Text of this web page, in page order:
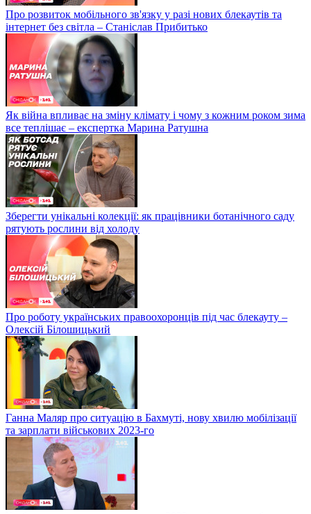
Про розвиток мобільного зв'язку у разі нових блекаутів та
інтернет без світла – Станіслав Прибитько
Як війна впливає на зміну клімату і чому з кожним роком зима
все теплішає – експертка Марина Ратушна
Зберегти унікальні колекції: як працівники ботанічного саду
рятують рослини від холоду
Про роботу українських правоохоронців під час блекауту –
Олексій Білошицький
Ганна Маляр про ситуацію в Бахмуті, нову хвилю мобілізації
та зарплати військових 2023-го